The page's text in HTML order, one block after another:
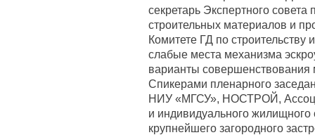
секретарь Экспертного
строительных материалов и
Комитете ГД по
слабые места механизма
варианты совершенствования
Спикерами пленарного
НИУ «МГСУ», НОСТРОЙ,
и индивидуального
крупнейшего загородного